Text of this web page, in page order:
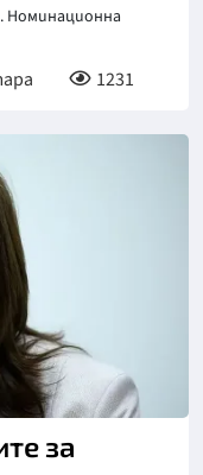
Номинационна
1231
за